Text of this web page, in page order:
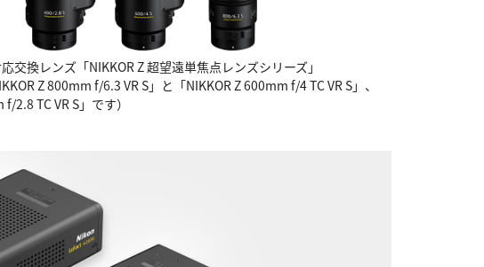
交換レンズ「NIKKOR Z 超望遠単焦点レンズシリーズ」
Z 800mm f/6.3 VR S」と「NIKKOR Z 600mm f/4 TC VR S」、
f/2.8 TC VR S」です）